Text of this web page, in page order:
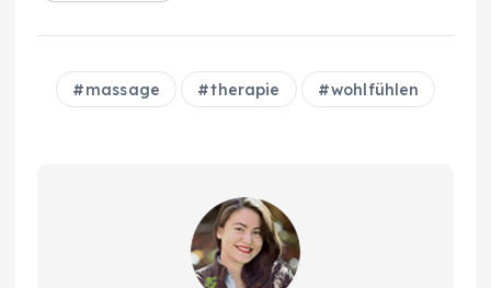
massage therapie wohlfühlen